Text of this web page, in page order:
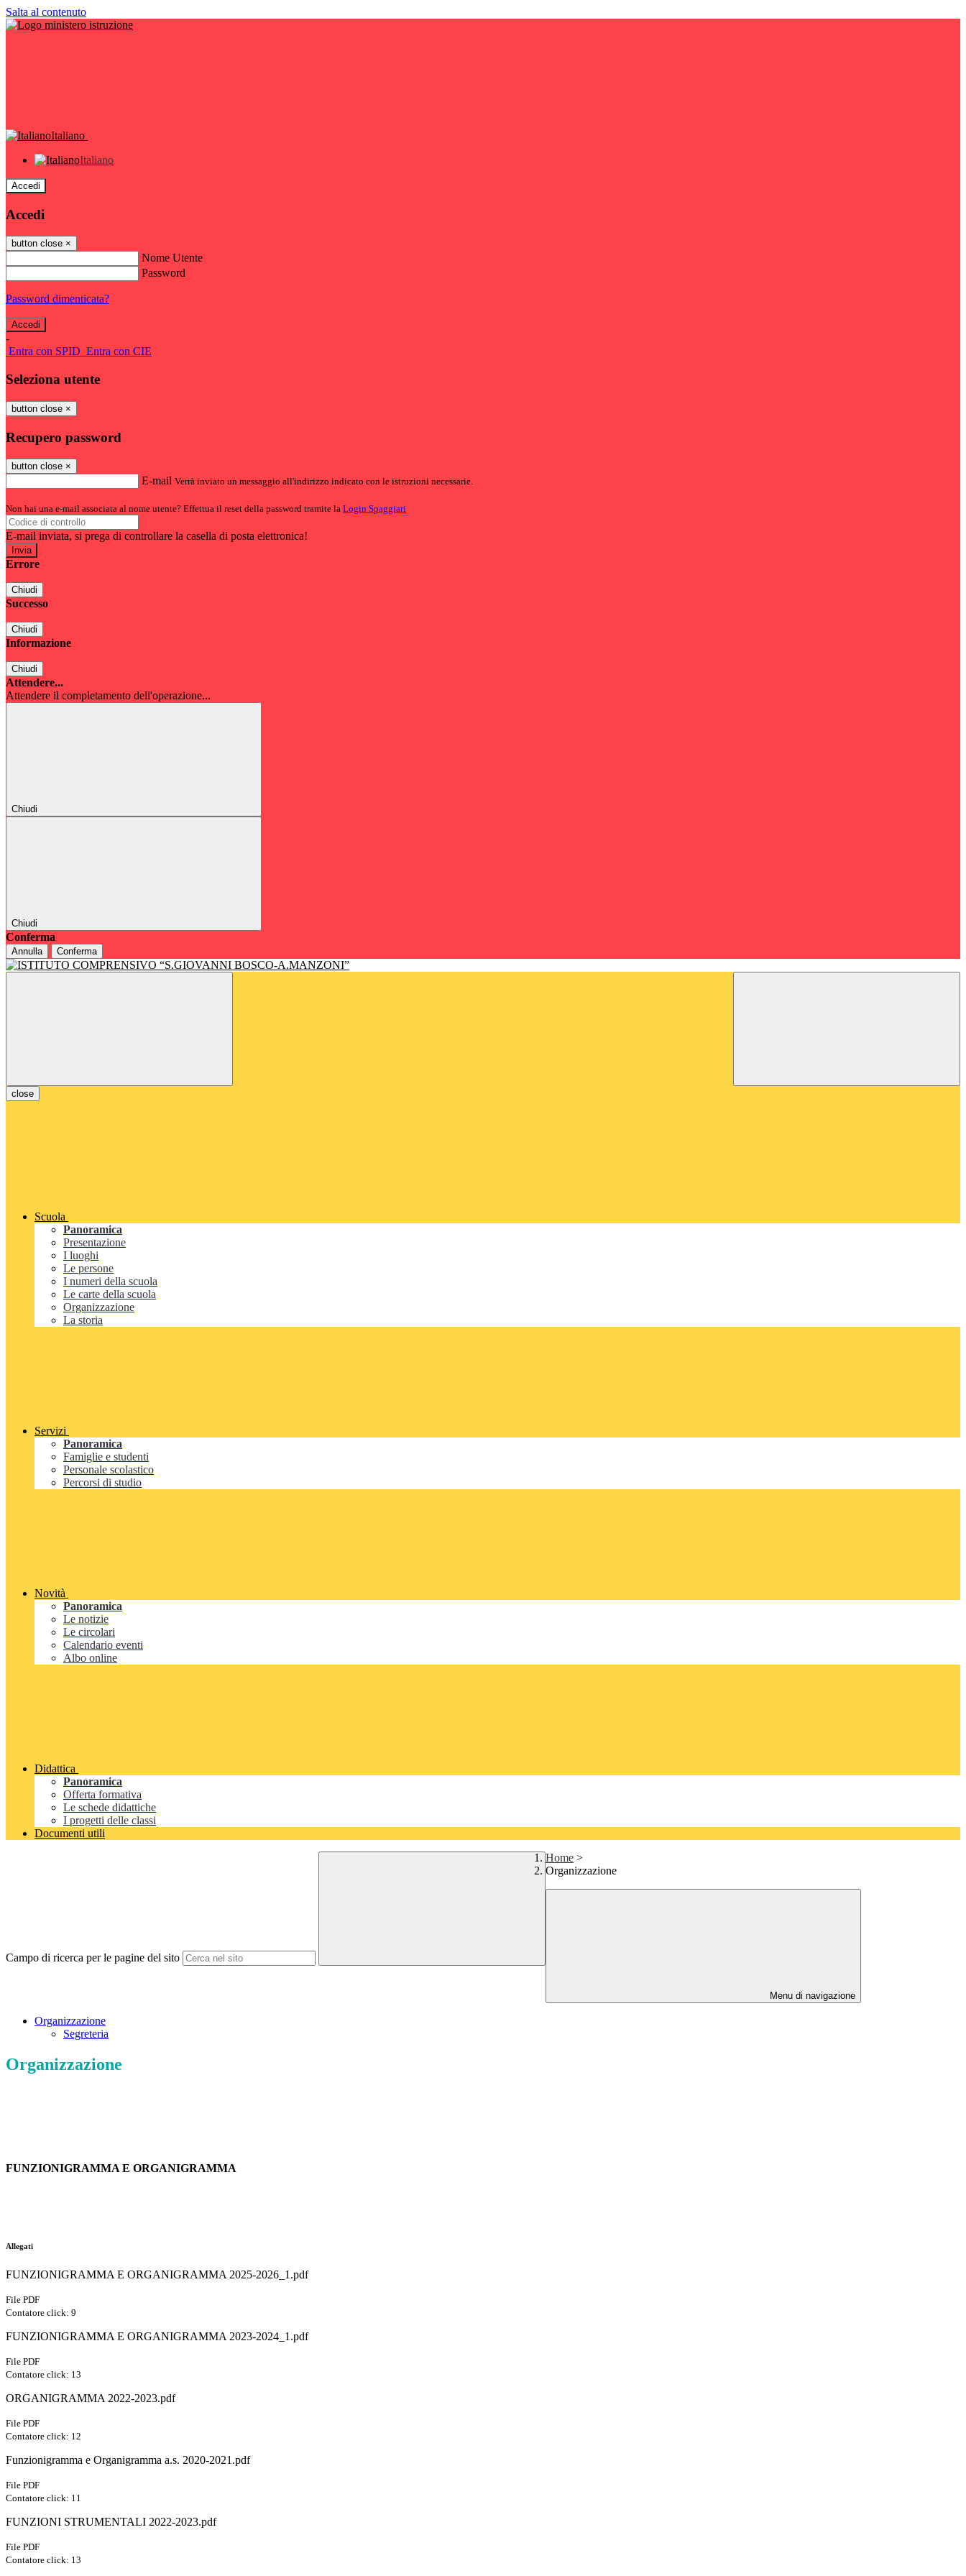
Salta al contenuto
Italiano
Italiano
Accedi
Accedi
button close ×
Nome Utente
Password
Password dimenticata?
-
Entra con SPID Entra con CIE
Seleziona utente
button close ×
Recupero password
button close ×
E-mail Verrà inviato un messaggio all'indirizzo indicato con le istruzioni necessarie.
Non hai una e-mail associata al nome utente? Effettua il reset della password tramite la Login Spaggiari
E-mail inviata, si prega di controllare la casella di posta elettronica!
Errore
Chiudi
Successo
Chiudi
Informazione
Chiudi
Attendere...
Attendere il completamento dell'operazione...
Chiudi
Chiudi
Conferma
Annulla Conferma
close
Scuola
Panoramica
Presentazione
I luoghi
Le persone
I numeri della scuola
Le carte della scuola
Organizzazione
La storia
Servizi
Panoramica
Famiglie e studenti
Personale scolastico
Percorsi di studio
Novità
Panoramica
Le notizie
Le circolari
Calendario eventi
Albo online
Didattica
Panoramica
Offerta formativa
Le schede didattiche
I progetti delle classi
Documenti utili
Campo di ricerca per le pagine del sito
Home >
Organizzazione
Menu di navigazione
Organizzazione
Segreteria
Organizzazione
FUNZIONIGRAMMA E ORGANIGRAMMA
Allegati
FUNZIONIGRAMMA E ORGANIGRAMMA 2025-2026_1.pdf
File PDF
Contatore click: 9
FUNZIONIGRAMMA E ORGANIGRAMMA 2023-2024_1.pdf
File PDF
Contatore click: 13
ORGANIGRAMMA 2022-2023.pdf
File PDF
Contatore click: 12
Funzionigramma e Organigramma a.s. 2020-2021.pdf
File PDF
Contatore click: 11
FUNZIONI STRUMENTALI 2022-2023.pdf
File PDF
Contatore click: 13